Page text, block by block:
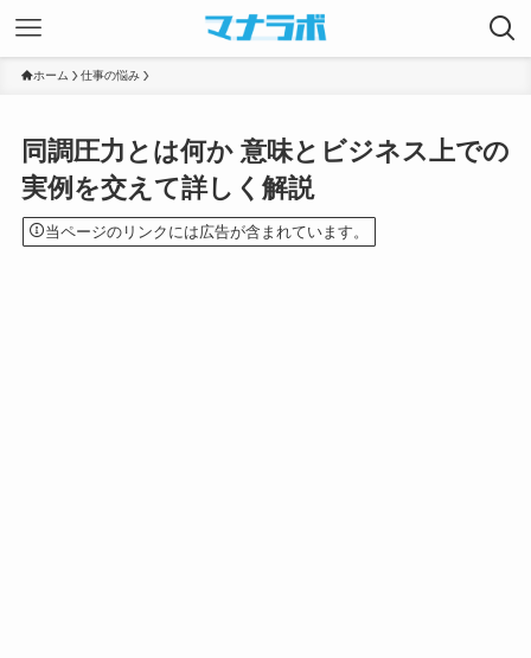
ホーム 仕事の悩み
同調圧力とは何か 意味とビジネス上での
実例を交えて詳しく解説
当ページのリンクには広告が含まれています。